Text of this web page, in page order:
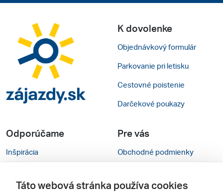
K dovolenke
Objednávkový formulár
Parkovanie pri letisku
Cestovné poistenie
Darčekové poukazy
Odporúčame
Inšpirácia
Cestovné kancelárie
Pre vás
Obchodné podmienky
Nastavenie cookies
Táto webová stránka používa cookies